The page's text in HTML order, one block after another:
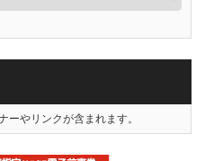
ーやリンクが含まれます。